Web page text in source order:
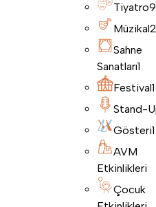
Tiyatro9
Müzikal2
Sahne
Sanatları1
Festival1
Stand-
Gösteri1
AVM
Etkinlikleri
Çocuk